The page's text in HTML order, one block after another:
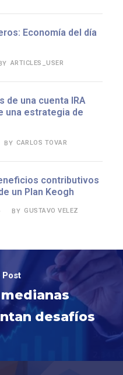
Economía del día
ARTICLES_USER
de una cuenta IRA
una estrategia de
BY CARLOS TOVAR
contributivos
un Plan Keogh
BY GUSTAVO VELEZ
Post
desafíos